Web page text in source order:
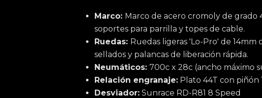
Marco: Marco de acero cromoly de grado
soportes para parrilla y topes de cable.
Ruedas: Ruedas ligeras 'Lo-Pro' de
sellados y palancas de liberación rápida.
Neumáticos: 700c x 28c (ancho máximo
Relación engranaje: Plato 44T con piñón
Desviador: Sunrace RD-R81 8 Speed